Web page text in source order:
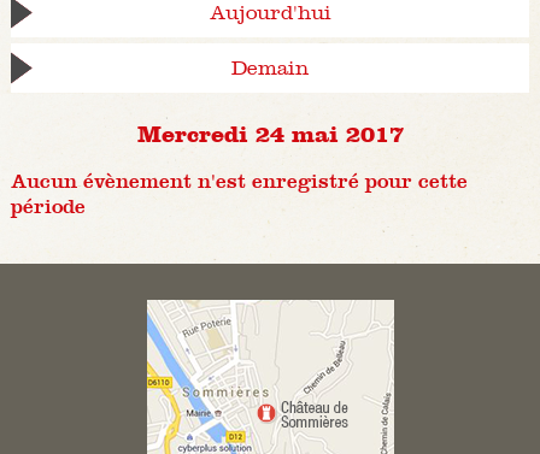
Aujourd'hui
Demain
Mercredi 24 mai 2017
Aucun évènement n'est enregistré pour cette
période